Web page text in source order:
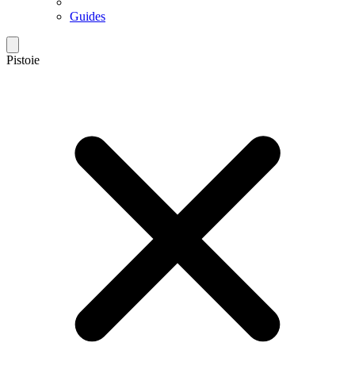
Guides
Pistoie